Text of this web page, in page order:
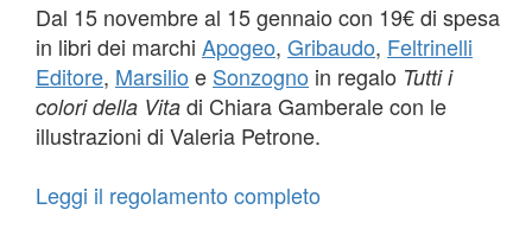
Dal 15 novembre al 15 gennaio con 19€ di spesa
in libri dei marchi Apogeo, Gribaudo, Feltrinelli
Editore, Marsilio e Sonzogno in regalo Tutti i
colori della Vita di Chiara Gamberale con le
illustrazioni di Valeria Petrone.
Leggi il regolamento completo